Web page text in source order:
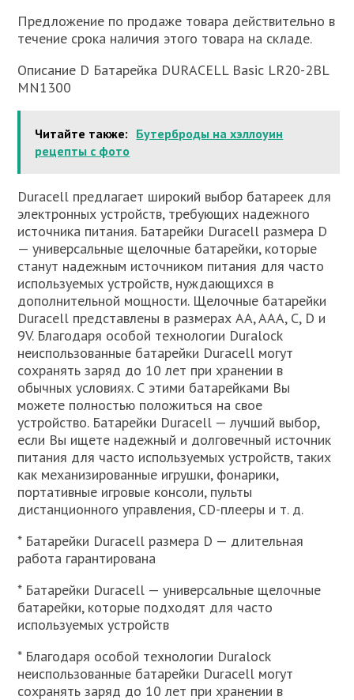
Предложение по продаже товара действительно в
течение срока наличия этого товара на складе.
Описание D Батарейка DURACELL Basic LR20-2BL
MN1300
Читайте также: Бутерброды на хэллоуин
рецепты с фото
Duracell предлагает широкий выбор батареек для
электронных устройств, требующих надежного
источника питания. Батарейки Duracell размера D
— универсальные щелочные батарейки, которые
станут надежным источником питания для часто
используемых устройств, нуждающихся в
дополнительной мощности. Щелочные батарейки
Duracell представлены в размерах AA, AAA, C, D и
9V. Благодаря особой технологии Duralock
неиспользованные батарейки Duracell могут
сохранять заряд до 10 лет при хранении в
обычных условиях. С этими батарейками Вы
можете полностью положиться на свое
устройство. Батарейки Duracell — лучший выбор,
если Вы ищете надежный и долговечный источник
питания для часто используемых устройств, таких
как механизированные игрушки, фонарики,
портативные игровые консоли, пульты
дистанционного управления, CD-плееры и т. д.
* Батарейки Duracell размера D — длительная
работа гарантирована
* Батарейки Duracell — универсальные щелочные
батарейки, которые подходят для часто
используемых устройств
* Благодаря особой технологии Duralock
неиспользованные батарейки Duracell могут
сохранять заряд до 10 лет при хранении в